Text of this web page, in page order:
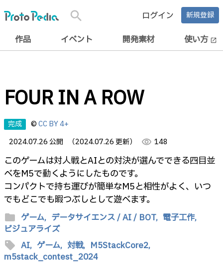
search ログイン 新規登録
作品 イベント 開発素材 使い方 open_in_new
FOUR IN A ROW
完成 ©CC BY 4+
2024.07.26 公開
（2024.07.26 更新） visibility 148
このゲームは対人戦とAIとの対決が選んでできる四目並
べをM5で動くようにしたものです。
コンパクトで持ち運びが簡単なM5と相性がよく、いつ
でもどこでも暇つぶしとして遊べます。
folder ゲーム, データサイエンス / AI / BOT, 電子工作,
ビジュアライズ
sell AI, ゲーム, 対戦, M5StackCore2,
m5stack_contest_2024